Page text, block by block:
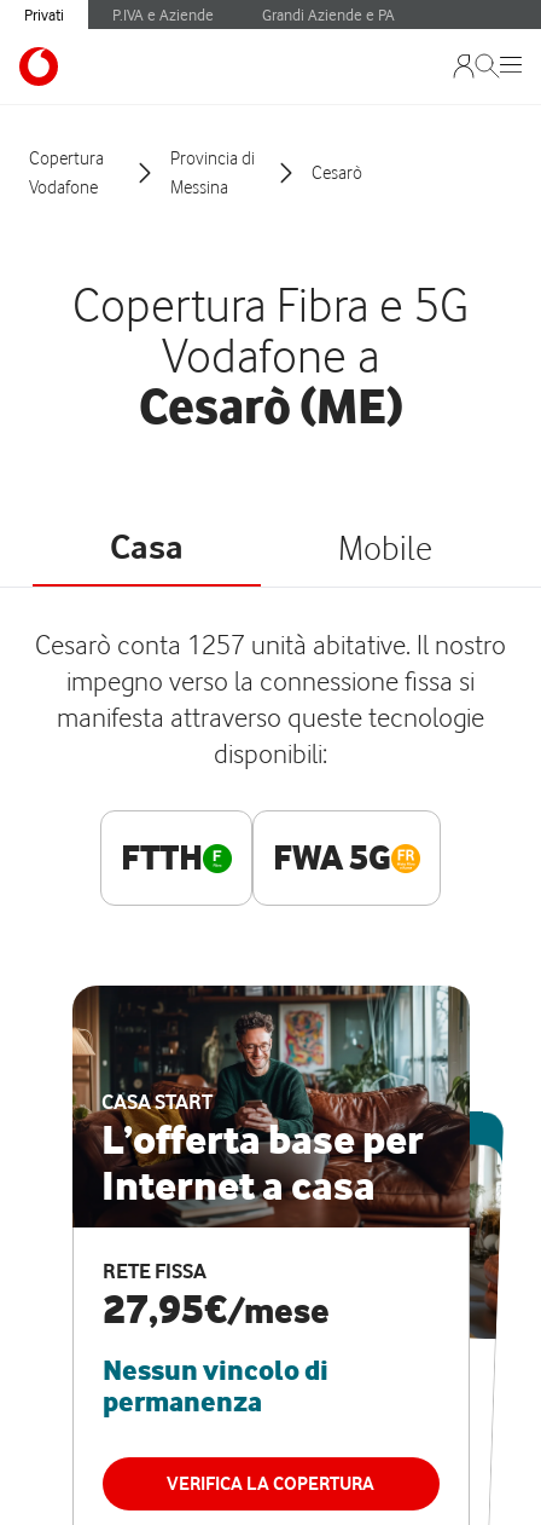
Privati P.IVA e Aziende Grandi Aziende e PA
Copertura
Vodafone
Provincia di
Messina
Cesarò
Copertura Fibra e 5G
Vodafone a
Cesarò (ME)
Casa Mobile
Cesarò conta 1257 unità abitative. Il nostro
impegno verso la connessione fissa si
manifesta attraverso queste tecnologie
disponibili:
FTTH FWA 5G
CASA START
L’offerta base per
Internet a casa
RETE FISSA
27,95€/mese
Nessun vincolo di
permanenza
VERIFICA LA COPERTURA
ESCLUSIVA ONLINE
CASA PRO
Internet veloce e
vantaggi speciali
RETE FISSA + VODAFONE CLUB
29,95€
permanenza